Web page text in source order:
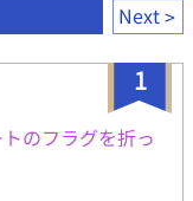
Next
1
のフラグを折っ